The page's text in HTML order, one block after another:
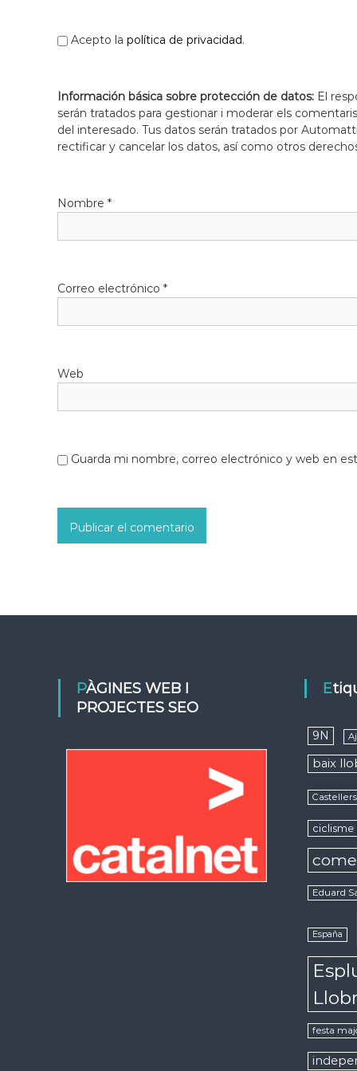
b
g
a
t
Acepto la política de privacidad.
Información básica sobre protección de datos: El
serán tratados para gestionar i moderar els
del interesado. Tus datos serán tratados por
rectificar y cancelar los datos, así como otros
Nombre *
Correo electrónico *
Web
Guarda mi nombre, correo electrónico y web en
PÀGINES WEB I
PROJECTES SEO
9N
baix
Castellers
ciclisme
Eduard
España
festa